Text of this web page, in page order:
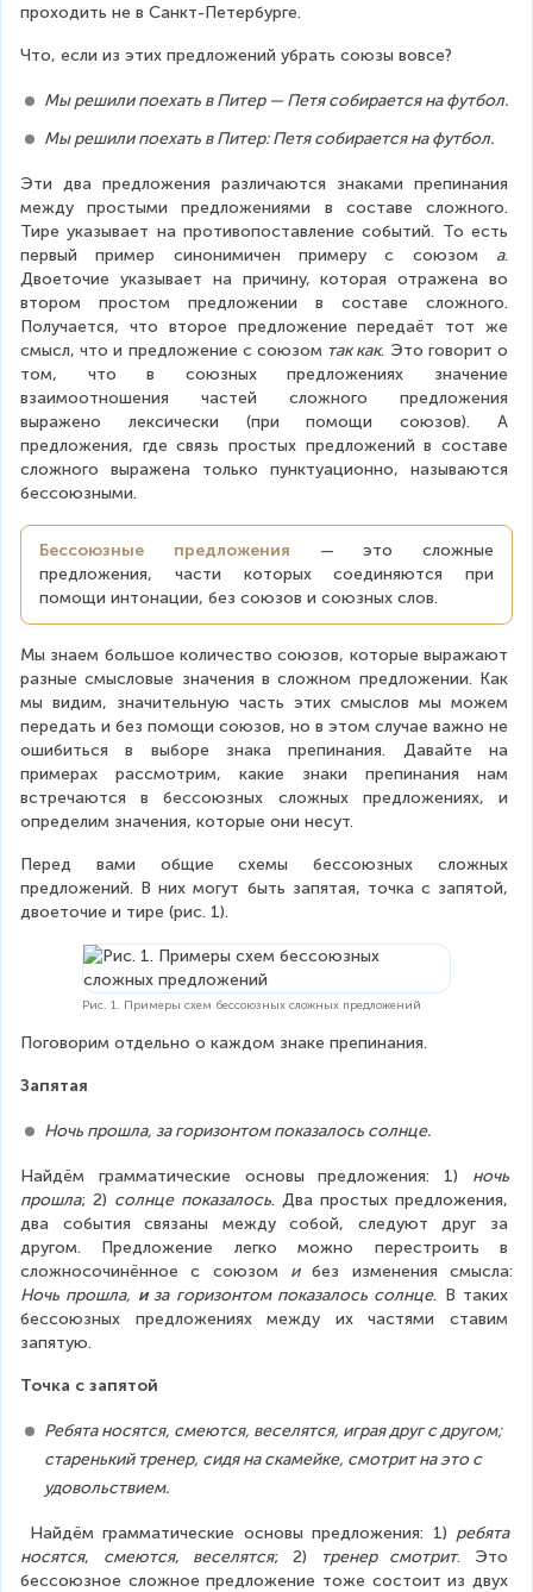
проходить не в Санкт-Петербурге.
Что, если из этих предложений убрать союзы вовсе?
Мы решили поехать в Питер — Петя собирается на футбол.
Мы решили поехать в Питер: Петя собирается на футбол.
Эти два предложения различаются знаками препинания
между простыми предложениями в составе сложного.
Тире указывает на противопоставление событий. То есть
первый пример синонимичен примеру с союзом а.
Двоеточие указывает на причину, которая отражена во
втором простом предложении в составе сложного.
Получается, что второе предложение передаёт тот же
смысл, что и предложение с союзом так как. Это говорит о
том, что в союзных предложениях значение
взаимоотношения частей сложного предложения
выражено лексически (при помощи союзов). А
предложения, где связь простых предложений в составе
сложного выражена только пунктуационно, называются
бессоюзными.
Бессоюзные предложения — это сложные
предложения, части которых соединяются при
помощи интонации, без союзов и союзных слов.
Мы знаем большое количество союзов, которые выражают
разные смысловые значения в сложном предложении. Как
мы видим, значительную часть этих смыслов мы можем
передать и без помощи союзов, но в этом случае важно не
ошибиться в выборе знака препинания. Давайте на
примерах рассмотрим, какие знаки препинания нам
встречаются в бессоюзных сложных предложениях, и
определим значения, которые они несут.
Перед вами общие схемы бессоюзных сложных
предложений. В них могут быть запятая, точка с запятой,
двоеточие и тире (рис. 1).
Рис. 1. Примеры схем бессоюзных сложных предложений
Поговорим отдельно о каждом знаке препинания.
Запятая
Ночь прошла, за горизонтом показалось солнце.
Найдём грамматические основы предложения: 1) ночь
прошла; 2) солнце показалось. Два простых предложения,
два события связаны между собой, следуют друг за
другом. Предложение легко можно перестроить в
сложносочинённое с союзом и без изменения смысла:
Ночь прошла, и за горизонтом показалось солнце. В таких
бессоюзных предложениях между их частями ставим
запятую.
Точка с запятой
Ребята носятся, смеются, веселятся, играя друг с другом;
старенький тренер, сидя на скамейке, смотрит на это с
удовольствием.
Найдём грамматические основы предложения: 1) ребята
носятся, смеются, веселятся; 2) тренер смотрит. Это
бессоюзное сложное предложение тоже состоит из двух